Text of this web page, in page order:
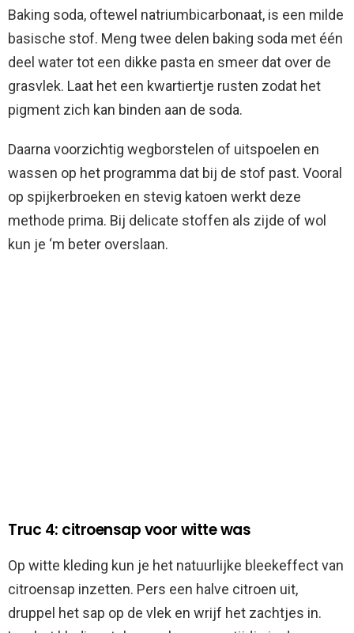
Baking soda, oftewel natriumbicarbonaat, is een milde
basische stof. Meng twee delen baking soda met één
deel water tot een dikke pasta en smeer dat over de
grasvlek. Laat het een kwartiertje rusten zodat het
pigment zich kan binden aan de soda.
Daarna voorzichtig wegborstelen of uitspoelen en
wassen op het programma dat bij de stof past. Vooral
op spijkerbroeken en stevig katoen werkt deze
methode prima. Bij delicate stoffen als zijde of wol
kun je ‘m beter overslaan.
Truc 4: citroensap voor witte was
Op witte kleding kun je het natuurlijke bleekeffect van
citroensap inzetten. Pers een halve citroen uit,
druppel het sap op de vlek en wrijf het zachtjes in.